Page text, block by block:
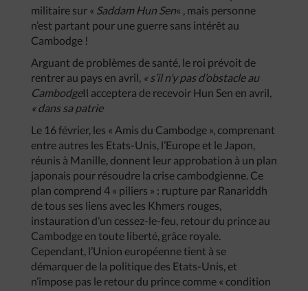
militaire sur « Saddam Hun Sen« , mais personne
n’est partant pour une guerre sans intérêt au
Cambodge !
Arguant de problèmes de santé, le roi prévoit de
rentrer au pays en avril, « s’il n’y pas d’obstacle au
CambodgeIl acceptera de recevoir Hun Sen en avril,
« dans sa patrie
Le 16 février, les « Amis du Cambodge », comprenant
entre autres les Etats-Unis, l’Europe et le Japon,
réunis à Manille, donnent leur approbation à un plan
japonais pour résoudre la crise cambodgienne. Ce
plan comprend 4 « piliers » : rupture par Ranariddh
de tous ses liens avec les Khmers rouges,
instauration d’un cessez-le-feu, retour du prince au
Cambodge en toute liberté, grâce royale.
Cependant, l’Union européenne tient à se
démarquer de la politique des Etats-Unis, et
n’impose pas le retour du prince comme « condition